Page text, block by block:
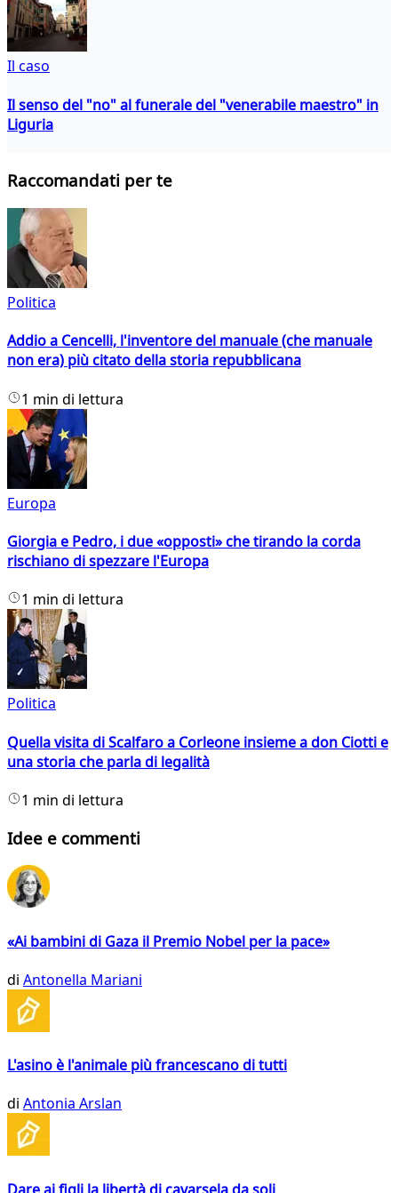
Il caso
Il senso del "no" al funerale del "venerabile maestro" in
Liguria
Raccomandati per te
Politica
Addio a Cencelli, l'inventore del manuale (che manuale
non era) più citato della storia repubblicana
1 min di lettura
Europa
Giorgia e Pedro, i due «opposti» che tirando la corda
rischiano di spezzare l'Europa
1 min di lettura
Politica
Quella visita di Scalfaro a Corleone insieme a don Ciotti e
una storia che parla di legalità
1 min di lettura
Idee e commenti
«Ai bambini di Gaza il Premio Nobel per la pace»
di Antonella Mariani
L'asino è l'animale più francescano di tutti
di Antonia Arslan
Dare ai figli la libertà di cavarsela da soli